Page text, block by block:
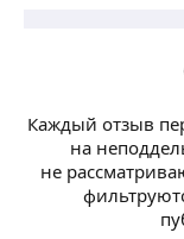
Каждый отзыв
на
не